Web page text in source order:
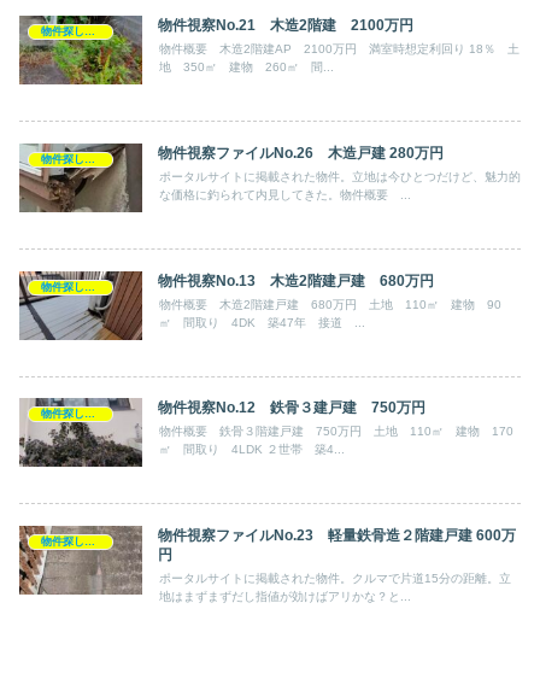
物件探し・内見記録 物件視察No.21 木造2階建 2100万円
物件概要 木造2階建AP 2100万円 満室時想定利回り 18％ 土
地 350㎡ 建物 260㎡ 間...
物件探し・内見記録 物件視察ファイルNo.26 木造戸建 280万円
ポータルサイトに掲載された物件。立地は今ひとつだけど、魅力的
な価格に釣られて内見してきた。物件概要 ...
物件視察No.13 木造2階建戸建 680万円
物件概要 木造2階建戸建 680万円 土地 110㎡ 建物 90
㎡ 間取り 4DK 築47年 接道 ...
物件探し・内見記録 物件視察No.12 鉄骨３建戸建 750万円
物件概要 鉄骨３階建戸建 750万円 土地 110㎡ 建物 170
㎡ 間取り 4LDK ２世帯 築4...
物件探し・内見記録
物件視察ファイルNo.23 軽量鉄骨造２階建戸建 600万
円
ポータルサイトに掲載された物件。クルマで片道15分の距離。立
地はまずまずだし指値が効けばアリかな？と...